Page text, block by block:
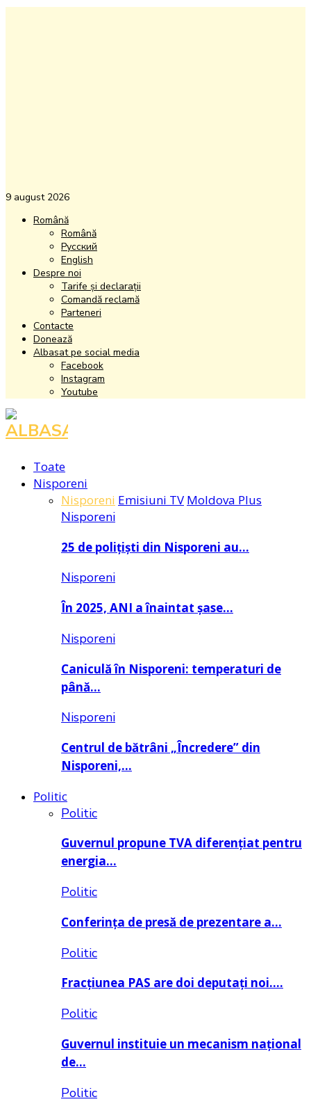
9 august 2026
Română
Română
Русский
English
Despre noi
Tarife și declarații
Comandă reclamă
Parteneri
Contacte
Donează
Albasat pe social media
Facebook
Instagram
Youtube
Facebook
Instagram
Youtube
Toate
Nisporeni
Nisporeni Emisiuni TV Moldova Plus
Nisporeni
25 de polițiști din Nisporeni au…
Nisporeni
În 2025, ANI a înaintat șase…
Nisporeni
Caniculă în Nisporeni: temperaturi de
până…
Nisporeni
Centrul de bătrâni „Încredere” din
Nisporeni,…
Politic
Politic
Guvernul propune TVA diferențiat pentru
energia…
Politic
Conferința de presă de prezentare a…
Politic
Fracțiunea PAS are doi deputați noi….
Politic
Guvernul instituie un mecanism național
de…
Politic